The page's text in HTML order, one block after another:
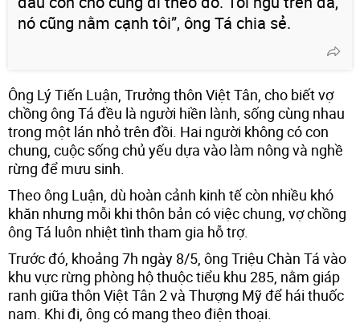
nó cũng nằm cạnh tôi”, ông Tá chia sẻ.
Ông Lý Tiến Luận, Trưởng thôn Việt Tân, cho biết vợ
chồng ông Tá đều là người hiền lành, sống cùng nhau
trong một lán nhỏ trên đồi. Hai người không có con
chung, cuộc sống chủ yếu dựa vào làm nông và nghề
rừng để mưu sinh.
Theo ông Luận, dù hoàn cảnh kinh tế còn nhiều khó
khăn nhưng mỗi khi thôn bản có việc chung, vợ chồng
ông Tá luôn nhiệt tình tham gia hỗ trợ.
Trước đó, khoảng 7h ngày 8/5, ông Triệu Chàn Tá vào
khu vực rừng phòng hộ thuộc tiểu khu 285, nằm giáp
ranh giữa thôn Việt Tân 2 và Thượng Mỹ để hái thuốc
nam. Khi đi, ông có mang theo điện thoại.